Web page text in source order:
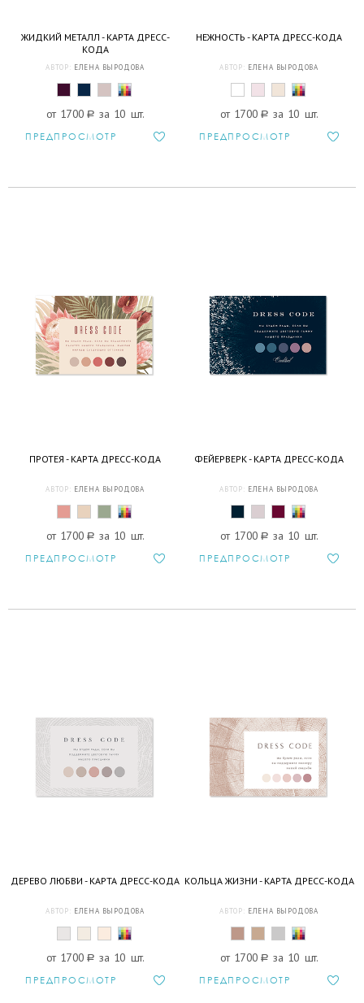
ЖИДКИЙ МЕТАЛЛ - КАРТА ДРЕСС-
КОДА
АВТОР: ЕЛЕНА ВЫРОДОВА
от 1700 a за 10 шт.
ПРЕДПРОСМОТР
НЕЖНОСТЬ - КАРТА ДРЕСС-КОДА
АВТОР: ЕЛЕНА ВЫРОДОВА
от 1700 a за 10 шт.
ПРЕДПРОСМОТР
ПРОТЕЯ - КАРТА ДРЕСС-КОДА
АВТОР: ЕЛЕНА ВЫРОДОВА
от 1700 a за 10 шт.
ПРЕДПРОСМОТР
ФЕЙЕРВЕРК - КАРТА ДРЕСС-КОДА
АВТОР: ЕЛЕНА ВЫРОДОВА
от 1700 a за 10 шт.
ПРЕДПРОСМОТР
ДЕРЕВО ЛЮБВИ - КАРТА ДРЕСС-КОДА
АВТОР: ЕЛЕНА ВЫРОДОВА
от 1700 a за 10 шт.
ПРЕДПРОСМОТР
КОЛЬЦА ЖИЗНИ - КАРТА ДРЕСС-КОДА
АВТОР: ЕЛЕНА ВЫРОДОВА
от 1700 a за 10 шт.
ПРЕДПРОСМОТР